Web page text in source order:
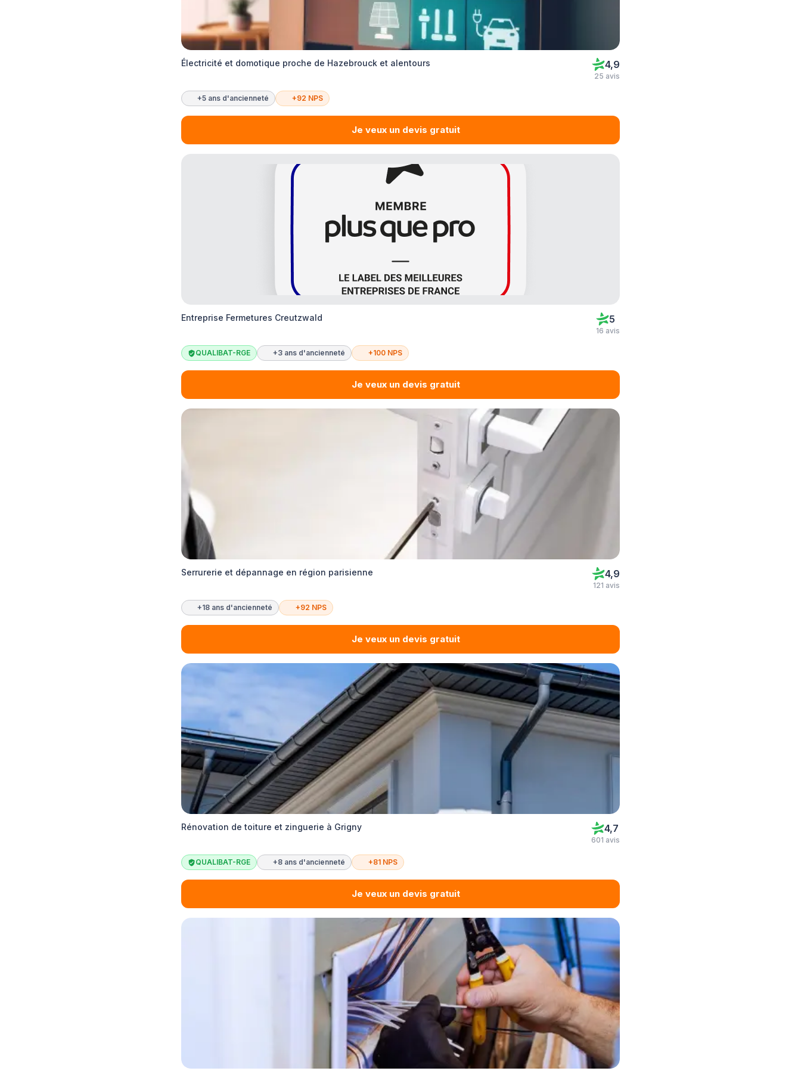
Électricité et domotique proche de Hazebrouck et alentours 4,9
25 avis
+5 ans d'ancienneté +92 NPS
Je veux un devis gratuit
Entreprise Fermetures Creutzwald 5
16 avis
QUALIBAT-RGE +3 ans d'ancienneté +100 NPS
Je veux un devis gratuit
Serrurerie et dépannage en région parisienne 4,9
121 avis
+18 ans d'ancienneté +92 NPS
Je veux un devis gratuit
Rénovation de toiture et zinguerie à Grigny 4,7
601 avis
QUALIBAT-RGE +8 ans d'ancienneté +81 NPS
Je veux un devis gratuit